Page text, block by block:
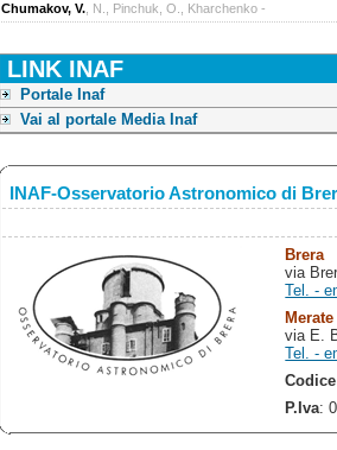
Chumakov, V. , N., Pinchuk, O., Kharchenko -
LINK INAF
Portale Inaf
Vai al portale Media Inaf
INAF-Osservatorio Astronomico di
Brera
via
Tel. -
Merate
via E.
Tel. -
P.Iva: